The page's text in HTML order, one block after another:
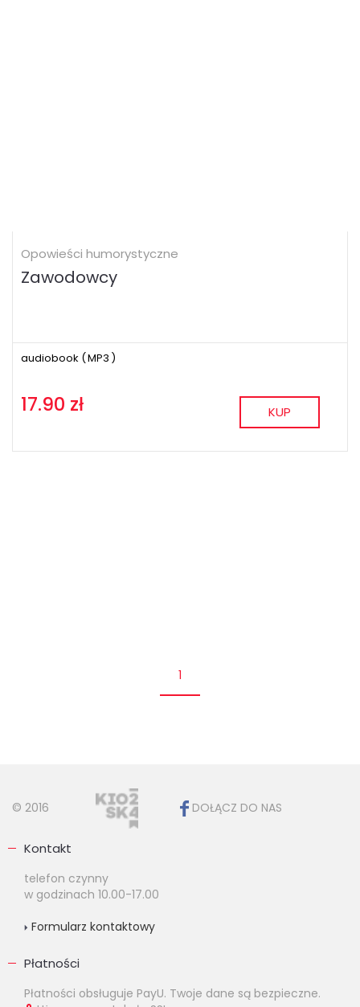
Opowieści humorystyczne
Zawodowcy
audiobook (MP3 )
17.90 zł KUP
1
© 2016 DOŁĄCZ DO NAS
Kontakt
telefon czynny
w godzinach 10.00-17.00
Formularz kontaktowy
Płatności
Płatności obsługuje PayU. Twoje dane są bezpieczne.